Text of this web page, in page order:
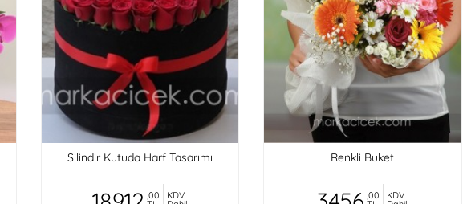
Silindir Kutuda Harf Tasarımı
,00 KDV
Renkli Buket
,00 KDV